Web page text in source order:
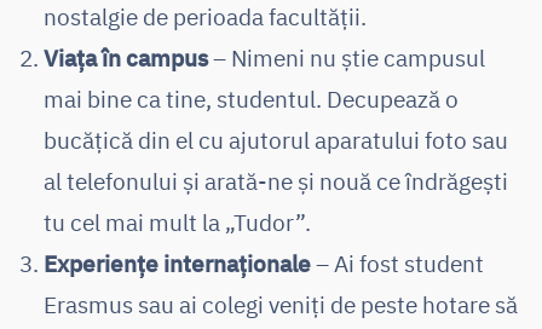
nostalgie de perioada facultății.
Viața în campus– Nimeni nu știe campusul
mai bine ca tine, studentul. Decupează o
bucățică din el cu ajutorul aparatului foto sau
al telefonului și arată-ne și nouă ce îndrăgești
tu cel mai mult la „Tudor”.
Experiențe internaționale– Ai fost student
Erasmus sau ai colegi veniți de peste hotare să